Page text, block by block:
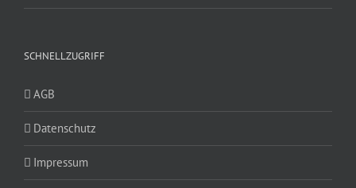
SCHNELLZUGRIFF
AGB
Datenschutz
Impressum